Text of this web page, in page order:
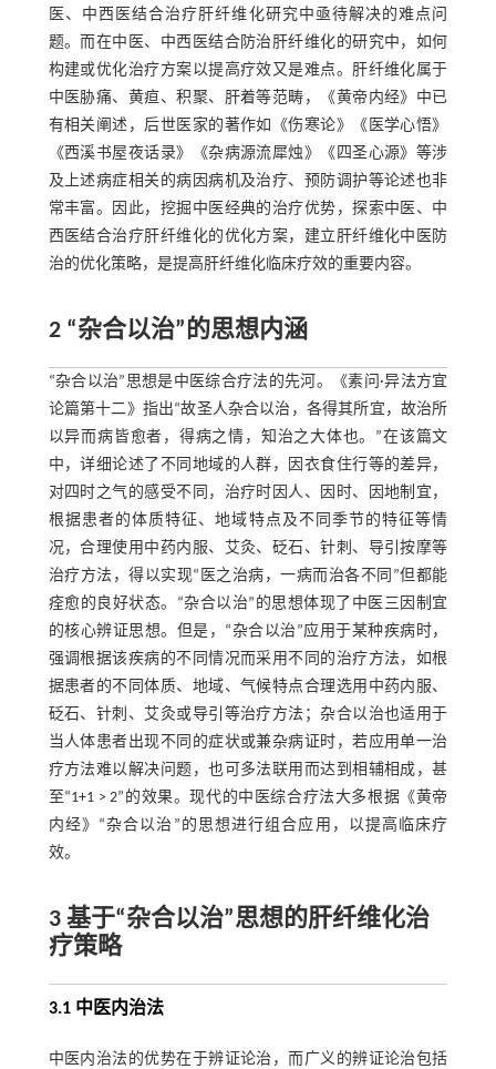
医、中西医结合治疗肝纤维化研究中亟待解决的难点问
题。而在中医、中西医结合防治肝纤维化的研究中，如何
构建或优化治疗方案以提高疗效又是难点。肝纤维化属于
中医胁痛、黄疸、积聚、肝着等范畴，《黄帝内经》中已
有相关阐述，后世医家的著作如《伤寒论》《医学心悟》
《西溪书屋夜话录》《杂病源流犀烛》《四圣心源》等涉
及上述病症相关的病因病机及治疗、预防调护等论述也非
常丰富。因此，挖掘中医经典的治疗优势，探索中医、中
西医结合治疗肝纤维化的优化方案，建立肝纤维化中医防
治的优化策略，是提高肝纤维化临床疗效的重要内容。
2 “杂合以治”的思想内涵
“杂合以治”思想是中医综合疗法的先河。《素问·异法方宜
论篇第十二》指出“故圣人杂合以治，各得其所宜，故治所
以异而病皆愈者，得病之情，知治之大体也。”在该篇文
中，详细论述了不同地域的人群，因衣食住行等的差异，
对四时之气的感受不同，治疗时因人、因时、因地制宜，
根据患者的体质特征、地域特点及不同季节的特征等情
况，合理使用中药内服、艾灸、砭石、针刺、导引按摩等
治疗方法，得以实现“医之治病，一病而治各不同”但都能
痊愈的良好状态。“杂合以治”的思想体现了中医三因制宜
的核心辨证思想。但是，“杂合以治”应用于某种疾病时，
强调根据该疾病的不同情况而采用不同的治疗方法，如根
据患者的不同体质、地域、气候特点合理选用中药内服、
砭石、针刺、艾灸或导引等治疗方法；杂合以治也适用于
当人体患者出现不同的症状或兼杂病证时，若应用单一治
疗方法难以解决问题，也可多法联用而达到相辅相成，甚
至“1+1 > 2”的效果。现代的中医综合疗法大多根据《黄帝
内经》“杂合以治”的思想进行组合应用，以提高临床疗
效。
3 基于“杂合以治”思想的肝纤维化治
疗策略
3.1 中医内治法
中医内治法的优势在于辨证论治，而广义的辨证论治包括